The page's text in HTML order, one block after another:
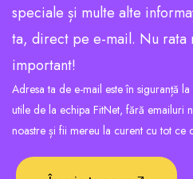
speciale și multe alte
ta, direct pe e-mail. Nu rata
important!
Adresa ta de e-mail este în siguranță
utile de la echipa FitNet, fără emailuri
noastre și fii mereu la curent cu tot ce